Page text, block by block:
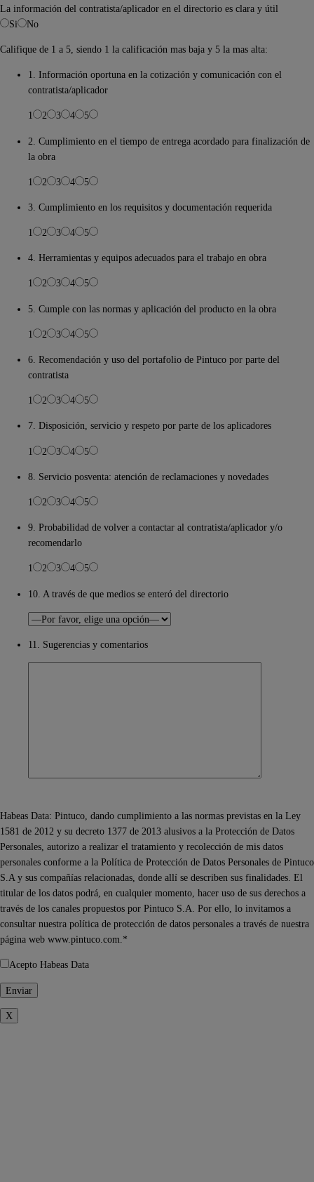
La información del contratista/aplicador en el directorio es clara y útil
Si
No
Califique de 1 a 5, siendo 1 la calificación mas baja y 5 la mas alta:
1. Información oportuna en la cotización y comunicación con el
contratista/aplicador
1 2 3 4 5
2. Cumplimiento en el tiempo de entrega acordado para finalización de
la obra
1 2 3 4 5
3. Cumplimiento en los requisitos y documentación requerida
1 2 3 4 5
4. Herramientas y equipos adecuados para el trabajo en obra
1 2 3 4 5
5. Cumple con las normas y aplicación del producto en la obra
1 2 3 4 5
6. Recomendación y uso del portafolio de Pintuco por parte del
contratista
1 2 3 4 5
7. Disposición, servicio y respeto por parte de los aplicadores
1 2 3 4 5
8. Servicio posventa: atención de reclamaciones y novedades
1 2 3 4 5
9. Probabilidad de volver a contactar al contratista/aplicador y/o
recomendarlo
1 2 3 4 5
10. A través de que medios se enteró del directorio
11. Sugerencias y comentarios
Habeas Data: Pintuco, dando cumplimiento a las normas previstas en la Ley
1581 de 2012 y su decreto 1377 de 2013 alusivos a la Protección de Datos
Personales, autorizo a realizar el tratamiento y recolección de mis datos
personales conforme a la Política de Protección de Datos Personales de Pintuco
S.A y sus compañías relacionadas, donde allí se describen sus finalidades. El
titular de los datos podrá, en cualquier momento, hacer uso de sus derechos a
través de los canales propuestos por Pintuco S.A. Por ello, lo invitamos a
consultar nuestra política de protección de datos personales a través de nuestra
página web www.pintuco.com.*
Acepto Habeas Data
X